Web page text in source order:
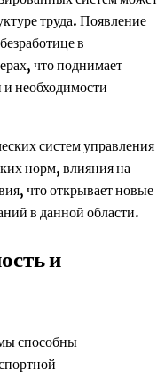
труда. Появление
в
что поднимает
необходимости
систем управления
норм, влияния на
что открывает новые
в данной области.
и
способны